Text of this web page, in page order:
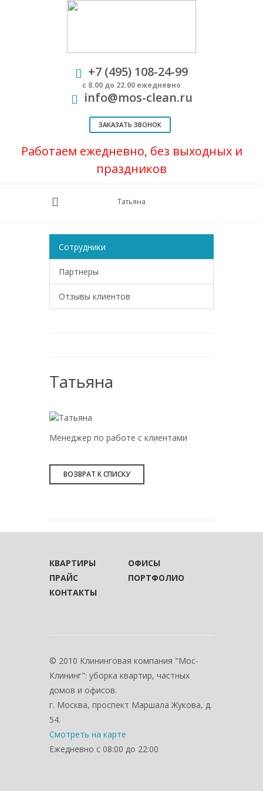
+7 (495) 108-24-99
с 8.00 до 22.00 ежедневно
info@mos-clean.ru
ЗАКАЗАТЬ ЗВОНОК
Работаем ежедневно, без выходных и
праздников
Татьяна
Сотрудники
Партнеры
Отзывы клиентов
Татьяна
Менеджер по работе с клиентами
ВОЗВРАТ К СПИСКУ
КВАРТИРЫ
ОФИСЫ
ПРАЙС
ПОРТФОЛИО
КОНТАКТЫ
© 2010 Клининговая компания "Мос-
Клининг": уборка квартир, частных
домов и офисов.
г. Москва, проспект Маршала Жукова, д.
54.
Смотреть на карте
Ежедневно с 08:00 до 22:00